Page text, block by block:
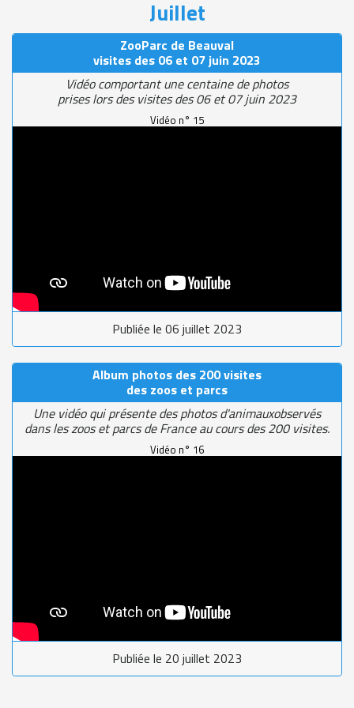
Juillet
ZooParc de Beauval
visites des 06 et 07 juin 2023
Vidéo comportant une centaine de photos
prises lors des visites des 06 et 07 juin 2023
Vidéo n° 15
Publiée le 06 juillet 2023
Album photos des 200 visites
des zoos et parcs
Une vidéo qui présente des photos d'animauxobservés
dans les zoos et parcs de France au cours des 200 visites.
Vidéo n° 16
Publiée le 20 juillet 2023